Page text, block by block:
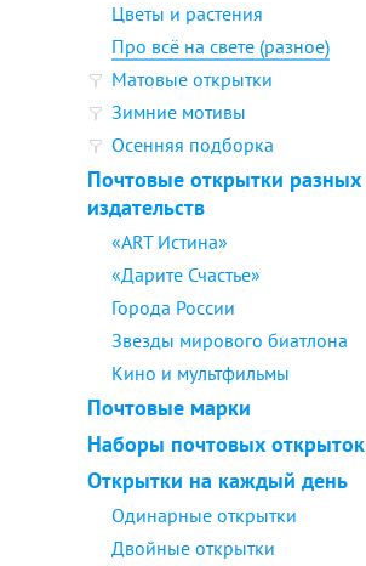
Цветы и растения
Про всё на свете (разное)
Матовые открытки
Зимние мотивы
Осенняя подборка
Почтовые открытки разных
издательств
«ART Истина»
«Дарите Счастье»
Города России
Звезды мирового биатлона
Кино и мультфильмы
Почтовые марки
Наборы почтовых открыток
Открытки на каждый день
Одинарные открытки
Двойные открытки